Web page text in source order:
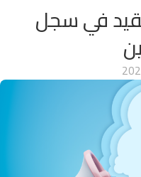
في سجل